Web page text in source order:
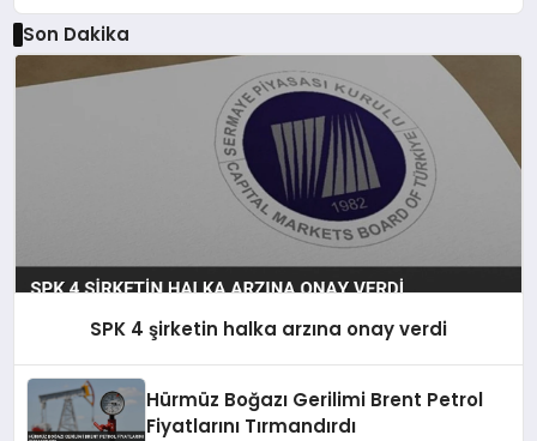
Son Dakika
SPK 4 şirketin halka arzına onay verdi
Hürmüz Boğazı Gerilimi Brent Petrol
Fiyatlarını Tırmandırdı